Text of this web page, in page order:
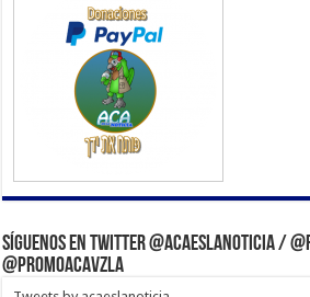
Síguenos en Twitter @acaeslanoticia /
@PromoACAVzla